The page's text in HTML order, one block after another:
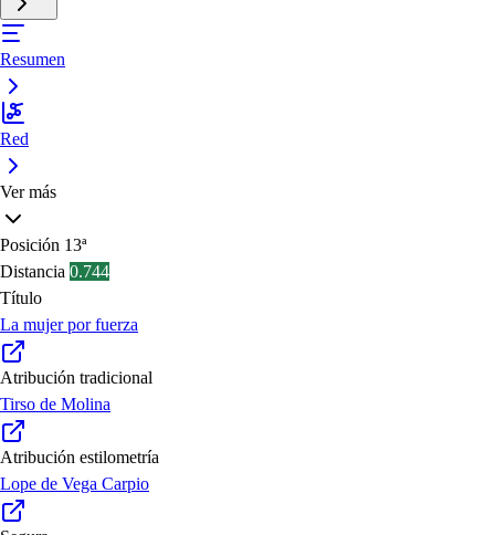
Resumen
Red
Ver más
Posición 13ª
Distancia 0.744
Título
La mujer por fuerza
Atribución tradicional
Tirso de Molina
Atribución estilometría
Lope de Vega Carpio